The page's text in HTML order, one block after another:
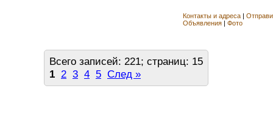
Контакты и адреса |
Объявления | Фото
Всего записей: 221; страниц: 15
1 2 3 4 5 След »